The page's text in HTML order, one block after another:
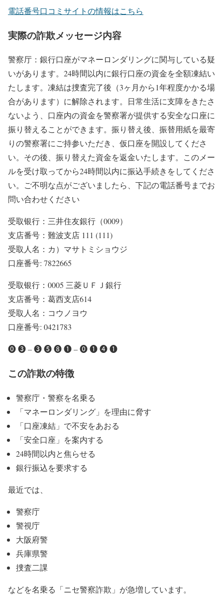
電話番号口コミサイトの情報はこちら
実際の詐欺メッセージ内容
警察厅：銀行口座がマネーロンダリングに関与している疑
いがあります。24時間以内に銀行口座の資金を全額凍結い
たします。凍結は捜査完了後（3ヶ月から1年程度かかる場
合があります）に解除されます。日常生活に支障をきたさ
ないよう、口座内の資金を警察署が提供する安全な口座に
振り替えることができます。振り替え後、振替用紙を最寄
りの警察署にご持参いただき、仮口座を開設してくださ
い。その後、振り替えた資金を返金いたします。このメー
ルを受け取ってから24時間以内に振込手続きをしてくださ
い。ご不明な点がございましたら、下記の電話番号までお
問い合わせください
受取银行：三井住友銀行（0009）
支店番号：難波支店 111 (111)
受取人名：カ）マサトミショウジ
口座番号: 7822665
受取银行：0005 三菱ＵＦＪ銀行
支店番号：葛西支店614
受取人名：コウノヨウ
口座番号: 0421783
⓿ ➌ – ➌ ➎ ➑ ❶ – ⓿ ❶ ➍ ❶
この詐欺の特徴
警察庁・警察を名乗る
「マネーロンダリング」を理由に脅す
「口座凍結」で不安をあおる
「安全口座」を案内する
24時間以内と焦らせる
銀行振込を要求する
最近では、
警察庁
警視庁
大阪府警
兵庫県警
捜査二課
などを名乗る「ニセ警察詐欺」が急増しています。